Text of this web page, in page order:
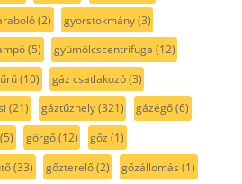
(2) gyorstokmány(3)
(5) gyümölcscentrifuga (12)
(10) gáz csatlakozó(3)
(21) gáztűzhely(321) gázégő(6)
(5) görgő(12) gőz (1)
(33) gőzterelő(2) gőzállomás (1)